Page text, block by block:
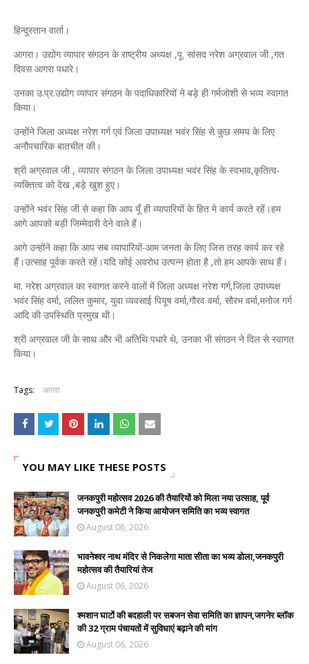
हिन्दुस्तान वार्ता।
आगरा। उद्योग व्यापार संगठन के राष्ट्रीय अध्यक्ष ,पू. सांसद नरेश अग्रवाल जी ,गत
दिवस आगरा पधारे।
उनका उ.प्र.उद्योग व्यापार संगठन के पदाधिकारियों ने बड़े ही गर्मजोशी से भव्य स्वागत
किया।
उन्होंने जिला अध्यक्ष नरेश गर्ग एवं जिला उपाध्यक्ष भवंर सिंह से कुछ समय के लिए
अनौपचारिक बातचीत की।
श्री अग्रवाल जी , व्यापार संगठन के जिला उपाध्यक्ष भवंर सिंह के स्वभाव,कृतित्व-
व्यक्तित्व को देख ,बड़े खुश हुए।
उन्होंने भवंर सिंह जी से कहा कि आप यूँ ही व्यापारियों के हित मे कार्य करते रहें।हम
आगे आपको बड़ी जिम्मेदारी देने वाले हैं।
आगे उन्होंने कहा कि आप सब व्यापारियों-आम जनता के लिए जिस तरह कार्य कर रहे
हैं।उत्साह पूर्वक करते रहें।यदि कोई अवरोध उत्पन्न होता है ,तो हम आपके साथ हैं।
मा. नरेश अग्रवाल का स्वागत करने वालों में जिला अध्यक्ष नरेश गर्ग,जिला उपाध्यक्ष
भवंर सिंह वर्मा, ललित कुमार, युवा व्यवसाई पियूष वर्मा,गौरव वर्मा, सौरभ वर्मा,मनोज गर्ग
आदि की उपस्थिति प्रमुख थी।
श्री अग्रवाल जी के साथ और भी अतिथि पधारे थे, उनका भी संगठन ने दिल से स्वागत
किया।
Tags: आगरा
YOU MAY LIKE THESE POSTS
जनकपुरी महोत्सव 2026 की तैयारियों को मिला नया उत्साह, पूर्व
जनकपुरी कमेटी ने किया आयोजन समिति का भव्य स्वागत
August 06, 2026
भावनेश्वर नाथ मंदिर से निकलेगा माता सीता का भव्य डोला,जनकपुरी
महोत्सव की तैयारियां तेज
August 06, 2026
श्मशान घाटों की बदहाली पर सबजन सेवा समिति का ज्ञापन,जगनेर ब्लॉक
की 32 ग्राम पंचायतों में सुविधाएं बढ़ाने की मांग
August 06, 2026